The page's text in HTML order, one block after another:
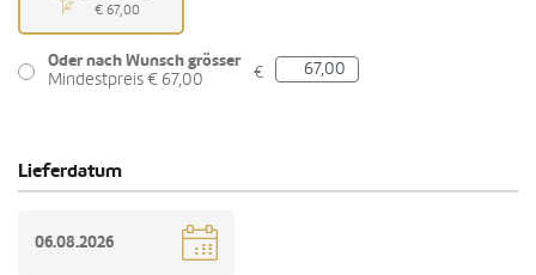
€ 67,00
Oder nach Wunsch grösser
Mindestpreis € 67,00
€
Lieferdatum